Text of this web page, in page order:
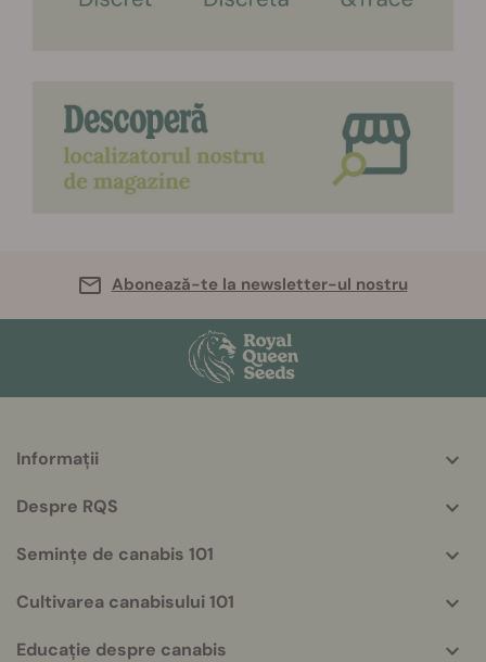
Abonează-te la newsletter-ul nostru
info
Informații
Despre RQS
Semințe de canabis 101
Cultivarea canabisului 101
Educație despre canabis